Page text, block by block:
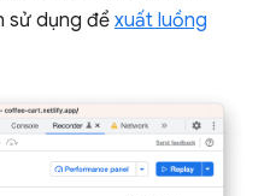
sử dụng để xuất luồng